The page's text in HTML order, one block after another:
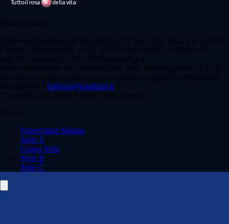
Numericalcio.it
Il sito Numericalcio.it di titolarità di FAB four 2013 S.r.l., con sede in
Firenze, Via Bolognese 263, C.F./PI 06342490486, è affiliato al
network Gazzanet di RCS Mediagroup S.p.a..
Unico responsabile dei contenuti (testi, foto, video e grafiche) è FAB
four 2013; per ogni comunicazione avente ad oggetto i contenuti del
Sito scrivere a fabfour@legalmail.it
Copyright 2021-2026 © Tutti i diritti riservati.
Serie A
Supercoppa Italiana
Serie A
Coppa Italia
Serie B
Serie C